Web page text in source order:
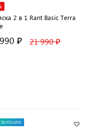
2 в 1 Rant Basic Terra
₽ 21 990 ₽
IN POLAND